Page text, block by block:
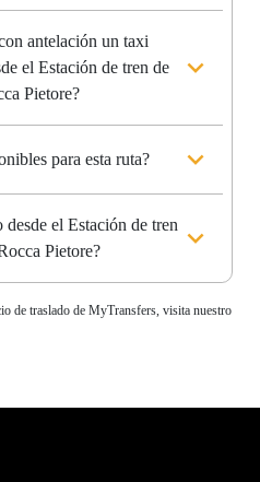
antelación un taxi
el Estación de tren de
Pietore?
para esta ruta?
desde el Estación de tren
Pietore?
de traslado de MyTransfers, visita nuestro